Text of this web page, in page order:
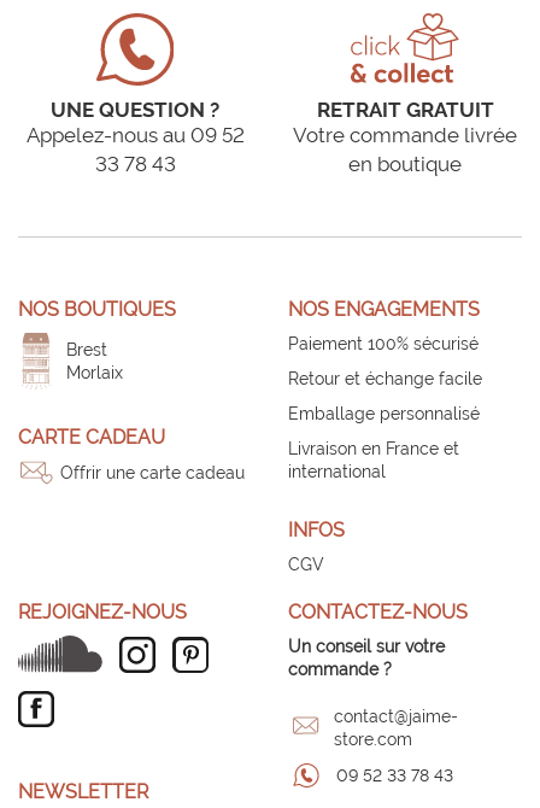
UNE QUESTION ?
Appelez-nous au 09 52
33 78 43
RETRAIT GRATUIT
Votre commande livrée
en boutique
NOS BOUTIQUES
Brest
Morlaix
CARTE CADEAU
Offrir une carte cadeau
NOS ENGAGEMENTS
Paiement 100% sécurisé
Retour et échange facile
Emballage personnalisé
Livraison en France et
international
INFOS
CGV
REJOIGNEZ-NOUS
NEWSLETTER
CONTACTEZ-NOUS
Un conseil sur votre
commande ?
contact@jaime-
store.com
09 52 33 78 43